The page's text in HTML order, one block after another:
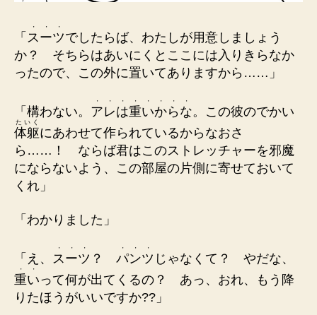
「 ス
・
ー
・
ツ
・
でしたらば、わたしが用意しましょう
か？ そちらはあいにくとここには入りきらなか
ったので、この外に置いてありますから……」
「構わない。 ア
・
レ
・
は
・
重
・
い
・
か
・
ら
・
な
・
。この彼のでかい
体躯
たいく
にあわせて作られているからなおさ
ら……！ ならば君はこのストレッチャーを邪魔
にならないよう、この部屋の片側に寄せておいて
くれ」
「わかりました」
「え、 ス
・
ー
・
ツ
・
？ パ
・
ン
・
ツ
・
じゃなくて？ やだな、
重
・
い
・
って何が出てくるの？ あっ、おれ、もう降
りたほうがいいですか??」